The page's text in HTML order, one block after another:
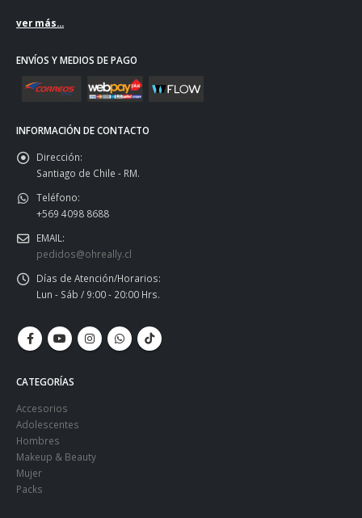
ver más...
ENVÍOS Y MEDIOS DE PAGO
INFORMACIÓN DE CONTACTO
Dirección:
Santiago de Chile - RM.
Teléfono:
+569 4098 8688
EMAIL:
pedidos@ohreally.cl
Días de Atención/Horarios:
Lun - Sáb / 9:00 - 20:00 Hrs.
CATEGORÍAS
Accesorios
Adolescentes
Hombres
Makeup & Beauty
Mujer
Packs